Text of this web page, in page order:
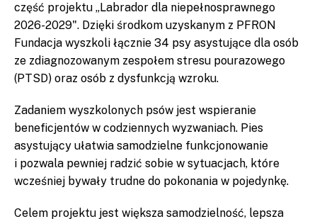
część projektu „Labrador dla niepełnosprawnego
2026-2029". Dzięki środkom uzyskanym z PFRON
Fundacja wyszkoli łącznie 34 psy asystujące dla osób
ze zdiagnozowanym zespołem stresu pourazowego
(PTSD) oraz osób z dysfunkcją wzroku.
Zadaniem wyszkolonych psów jest wspieranie
beneficjentów w codziennych wyzwaniach. Pies
asystujący ułatwia samodzielne funkcjonowanie
i pozwala pewniej radzić sobie w sytuacjach, które
wcześniej bywały trudne do pokonania w pojedynkę.
Celem projektu jest większa samodzielność, lepsza